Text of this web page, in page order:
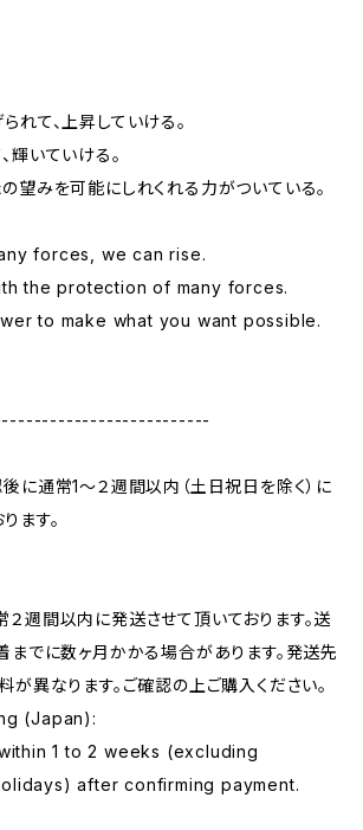
れて、上昇していける。
輝いていける。
望みを可能にしれくれる力がついている。
forces, we can rise.
the protection of many forces.
to make what you want possible.
に通常1〜２週間以内（土日祝日を除く）に
ます。
週間以内に発送させて頂いております。送
までに数ヶ月かかる場合があります。発送先
が異なります。ご確認の上ご購入ください。
(Japan):
1 to 2 weeks (excluding
after confirming payment.